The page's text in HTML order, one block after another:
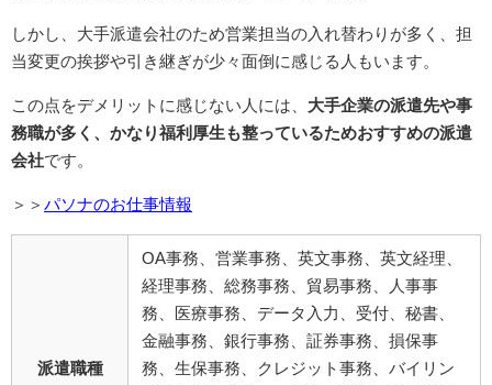
しかし、大手派遣会社のため営業担当の入れ替わりが多く、担
当変更の挨拶や引き継ぎが少々面倒に感じる人もいます。
この点をデメリットに感じない人には、 大手企業の派遣先や事
務職が多く、かなり福利厚生も整っているためおすすめの派遣
会社です。
＞＞ パソナのお仕事情報
派遣職種
OA事務、営業事務、英文事務、英文経理、
経理事務、総務事務、貿易事務、人事事
務、医療事務、データ入力、受付、秘書、
金融事務、銀行事務、証券事務、損保事
務、生保事務、クレジット事務、バイリン